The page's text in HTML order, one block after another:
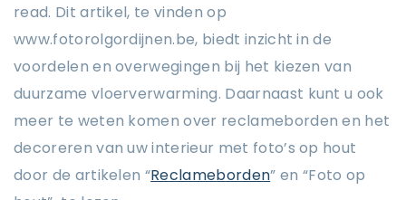
read. Dit artikel, te vinden op
www.fotorolgordijnen.be, biedt inzicht in de
voordelen en overwegingen bij het kiezen van
duurzame vloerverwarming. Daarnaast kunt u ook
meer te weten komen over reclameborden en het
decoreren van uw interieur met foto’s op hout
door de artikelen “Reclameborden” en “Foto op